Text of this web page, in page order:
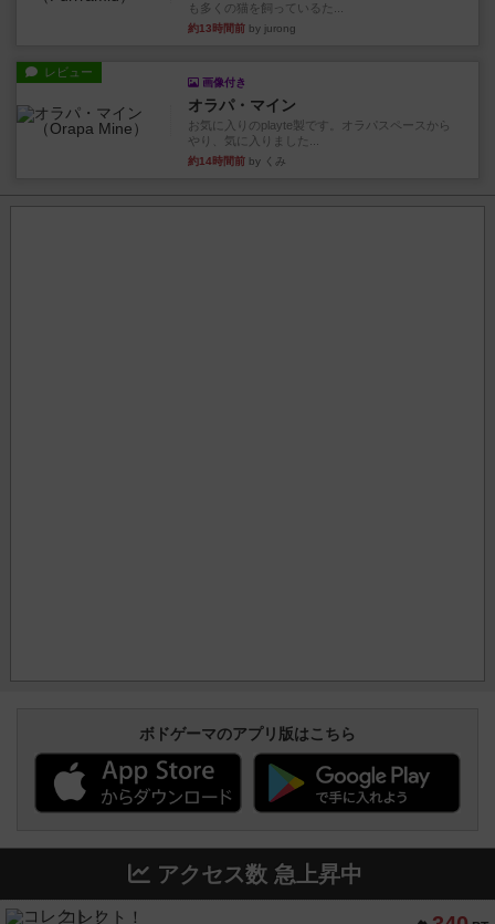
も多くの猫を飼っているた...
約13時間前 by jurong
レビュー
画像付き
オラパ・マイン
お気に入りのplayte製です。オラパスペースから
やり、気に入りました...
約14時間前 by くみ
ボドゲーマのアプリ版はこちら
アクセス数 急上昇中
コレクト！